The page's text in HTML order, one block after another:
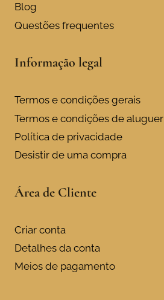
Blog
Questões frequentes
Informação legal
Termos e condições gerais
Termos e condições de aluguer
Política de privacidade
Desistir de uma compra
Área de Cliente
Criar conta
Detalhes da conta
Meios de pagamento